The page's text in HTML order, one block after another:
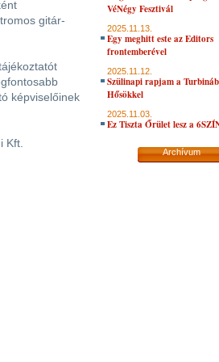
gitár-
képviselőinek
Kft.
VéNégy Fesztivál
2025.11.13.
Egy meghitt este az Editors
frontemberével
2025.11.12.
Szülinapi rapjam a
Hősökkel
2025.11.03.
Ez Tiszta Őrület lesz a
Archívum